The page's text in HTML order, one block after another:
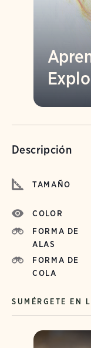
Descripción
TAMAÑO
COLOR
FORMA DE
ALAS
FORMA DE
COLA
SUMÉRGETE EN